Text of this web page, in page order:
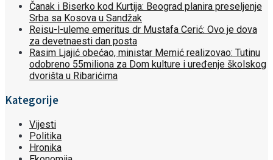
Čanak i Biserko kod Kurtija: Beograd planira preseljenje
Srba sa Kosova u Sandžak
Reisu-l-uleme emeritus dr Mustafa Cerić: Ovo je dova
za devetnaesti dan posta
Rasim Ljajić obećao, ministar Memić realizovao: Tutinu
odobreno 55miliona za Dom kulture i uređenje školskog
dvorišta u Ribarićima
Kategorije
Vijesti
Politika
Hronika